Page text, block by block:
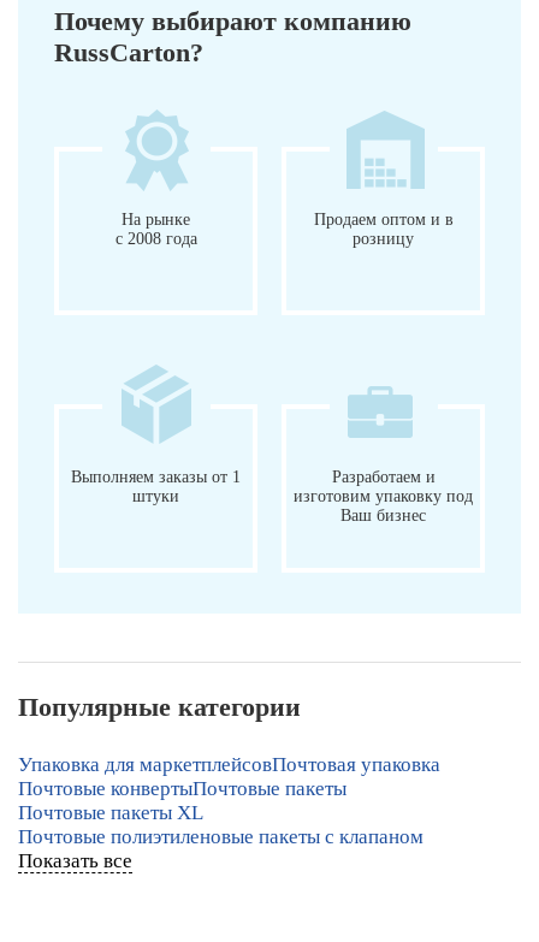
Почему выбирают компанию
RussCarton?
На рынке
с 2008 года
Продаем оптом и в
розницу
Выполняем заказы от 1
штуки
Разработаем и
изготовим упаковку под
Ваш бизнес
Популярные категории
Упаковка для маркетплейсовПочтовая упаковка
Почтовые конвертыПочтовые пакеты
Почтовые пакеты XL
Почтовые полиэтиленовые пакеты с клапаном
Показать все